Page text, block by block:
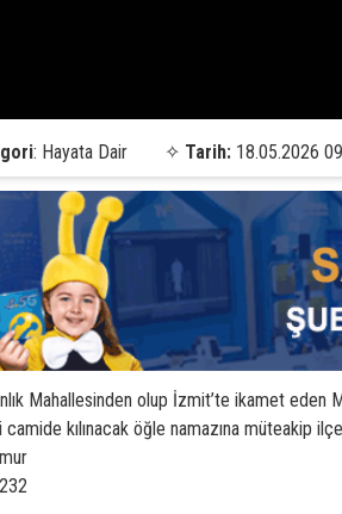
: Hayata Dair ✧ Tarih: 18.05.2026
Mahallesinden olup İzmit’te ikamet eden
camide kılınacak öğle namazına müteakip